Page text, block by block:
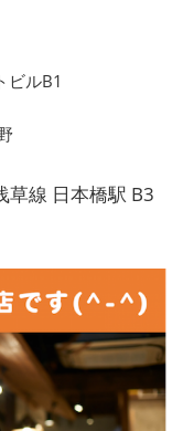
ビルB1
草線 日本橋駅 B3